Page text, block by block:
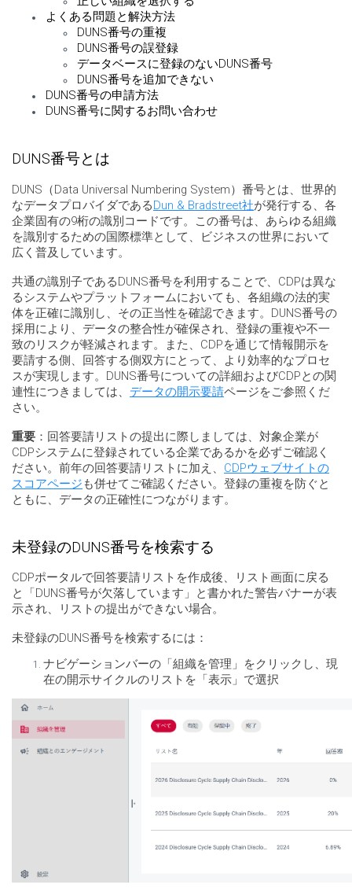
よくある問題と解決方法
DUNS番号の重複
DUNS番号の誤登録
データベースに登録のないDUNS番号
DUNS番号を追加できない
DUNS番号の申請方法
DUNS番号に関するお問い合わせ
DUNS番号とは
DUNS（Data Universal Numbering System）番号とは、世界的
なデータプロバイダであるDun & Bradstreet社が発行する、各
企業固有の9桁の識別コードです。この番号は、あらゆる組織
を識別するための国際標準として、ビジネスの世界において
広く普及しています。
共通の識別子であるDUNS番号を利用することで、CDPは異な
るシステムやプラットフォームにおいても、各組織の法的実
体を正確に識別し、その正当性を確認できます。DUNS番号の
採用により、データの整合性が確保され、登録の重複や不一
致のリスクが軽減されます。また、CDPを通じて情報開示を
要請する側、回答する側双方にとって、より効率的なプロセ
スが実現します。DUNS番号についての詳細およびCDPとの関
連性につきましては、 データの開示要請ページをご参照くだ
さい。
重要 ：回答要請リストの提出に際しましては、対象企業が
CDPシステムに登録されている企業であるかを必ずご確認く
ださい。前年の回答要請リストに加え、 CDPウェブサイトの
スコアページ も併せてご確認ください。登録の重複を防ぐと
ともに、データの正確性につながります。
未登録のDUNS番号を検索する
CDPポータルで回答要請リストを作成後、リスト画面に戻る
と「DUNS番号が欠落しています」と書かれた警告バナーが表
示され、リストの提出ができない場合。
未登録のDUNS番号を検索するには：
ナビゲーションバーの「組織を管理」をクリックし、現
在の開示サイクルのリストを「表示」で選択